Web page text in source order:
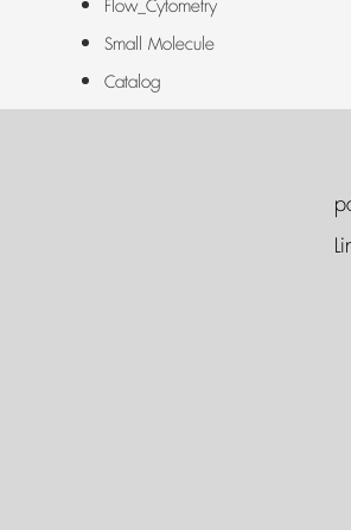
Flow_Cytometry
Small Molecule
Catalog